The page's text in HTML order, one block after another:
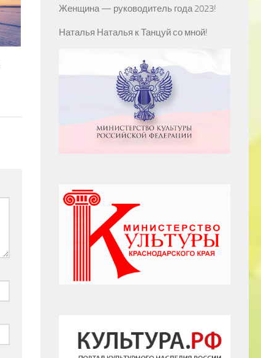
Женщина — руководитель года 2023!
Наталья Наталья кТанцуй со мной!